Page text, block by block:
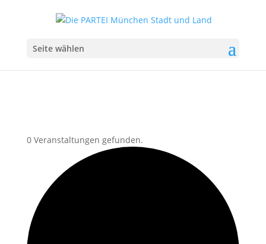
Seite wählen
0 Veranstaltungen gefunden.